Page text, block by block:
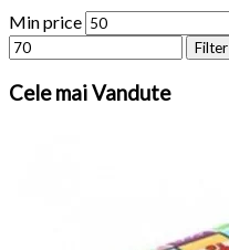
Min price
Filter
Celemai Vandute